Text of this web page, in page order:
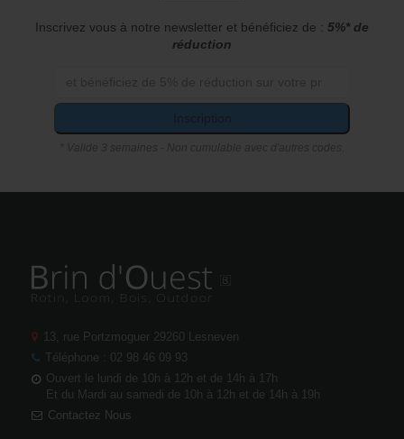
Inscrivez vous à notre newsletter et bénéficiez de : 5%* de
réduction
Inscription
13, rue Portzmoguer 29260 Lesneven
Téléphone : 02 98 46 09 93
Ouvert le lundi de 10h à 12h et de 14h à 17h
Et du Mardi au samedi de 10h à 12h et de 14h à 19h
Contactez Nous